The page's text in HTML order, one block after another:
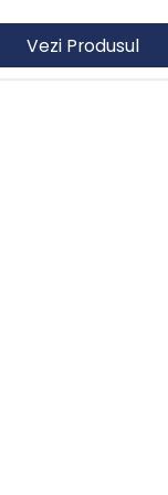
Vezi Produsul